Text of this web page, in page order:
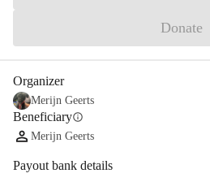
Donate
Organizer
Merijn Geerts
Beneficiaryinfo
Merijn Geerts
Payout bank details